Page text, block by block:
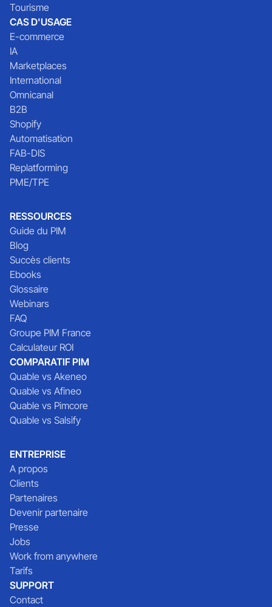
Tourisme
CAS D'USAGE
E-commerce
IA
Marketplaces
International
Omnicanal
B2B
Shopify
Automatisation
FAB-DIS
Replatforming
PME/TPE
RESSOURCES
Guide du PIM
Blog
Succès clients
Ebooks
Glossaire
Webinars
FAQ
Groupe PIM France
Calculateur ROI
COMPARATIF PIM
Quable vs Akeneo
Quable vs Afineo
Quable vs Pimcore
Quable vs Salsify
ENTREPRISE
A propos
Clients
Partenaires
Devenir partenaire
Presse
Jobs
Work from anywhere
Tarifs
SUPPORT
Contact